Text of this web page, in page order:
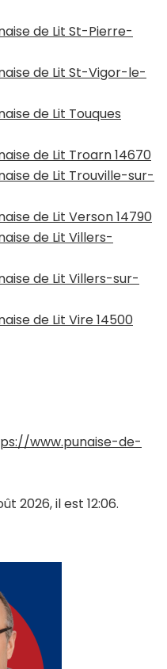
de Lit St-Pierre-
de Lit St-Vigor-le-
de Lit Touques
de Lit Troarn 14670
de Lit Trouville-sur-
de Lit Verson 14790
de Lit Villers-
de Lit Villers-sur-
de Lit Vire 14500
www.punaise-de-
2026, il est 12:06.